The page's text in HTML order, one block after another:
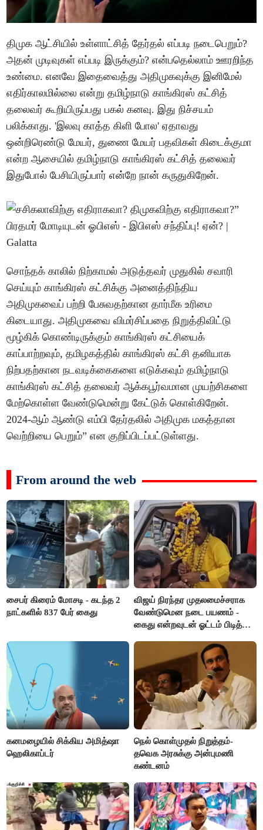
திமுக ஆட்சியில் உள்ளாட்சித் தேர்தல் எப்படி நடைபெறும்?
அதன் முடிவுகள் எப்படி இருக்கும்? என்பதெல்லாம் ஊரறிந்த
உண்மை. எனவே இதைவைத்து அதிமுகவுக்கு இனிமேல்
எதிர்காலமில்லை என்று தமிழ்நாடு காங்கிரஸ் கட்சித்
தலைவர் கூறியிருப்பது பகல் கனவு. இது நிச்சயம்
பலிக்காது. 'இலவு காத்த கிளி போல' ஏதாவது
ஒன்றிரெண்டு மேயர், துணை மேயர் பதவிகள் கிடைக்குமா
என்ற ஆசையில் தமிழ்நாடு காங்கிரஸ் கட்சித் தலைவர்
இதுபோல் பேசியிருப்பார் என்றே நான் கருதுகிறேன்.
சொந்தக் காலில் நிற்காமல் அடுத்தவர் முதுகில் சவாரி
செய்யும் காங்கிரஸ் கட்சிக்கு அனைத்திந்திய
அதிமுகவைப் பற்றி பேசுவதற்கான தார்மீக உரிமை
கிடையாது. அதிமுகவை விமர்சிப்பதை நிறுத்திவிட்டு
மூழ்கிக் கொண்டிருக்கும் காங்கிரஸ் கட்சியைக்
காப்பாற்றவும், தமிழகத்தில் காங்கிரஸ் கட்சி தனியாக
நிற்பதற்கான நடவடிக்கைகளை எடுக்கவும் தமிழ்நாடு
காங்கிரஸ் கட்சித் தலைவர் ஆக்கபூர்வமான முயற்சிகளை
மேற்கொள்ள வேண்டுமென்று கேட்டுக் கொள்கிறேன்.
2024-ஆம் ஆண்டு எம்பி தேர்தலில் அதிமுக மகத்தான
வெற்றியை பெறும்” என குறிப்பிடப்பட்டுள்ளது.
From around the web
சைபர் கிரைம் மோசடி - கடந்த 2
நாட்களில் 837 பேர் கைது
விஜய் நிரந்தர முதலமைச்சராக
வேண்டுமென நடை பயணம் -
கைது என்றவுடன் ஓட்டம் பிடித்த
கனமழையில் சிக்கிய அமித்ஷா
ஹெலிகாப்டர்
நெல் கொள்முதல் நிறுத்தம்-
தவெக அரசுக்கு அன்புமணி
கண்டனம்